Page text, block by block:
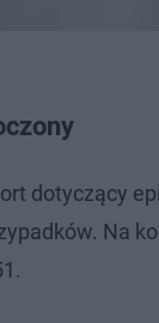
dotyczący
Na